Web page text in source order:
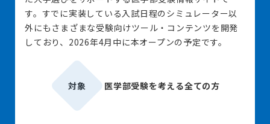
す。すでに実装している入試日程のシミュレーター以
外にもさまざまな受験向けツール・コンテンツを開発
しており、2026年4月中に本オープンの予定です。
対象 医学部受験を考える全ての方